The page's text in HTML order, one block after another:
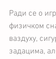
Ради се о
физичком
ваздуху,
задацима,